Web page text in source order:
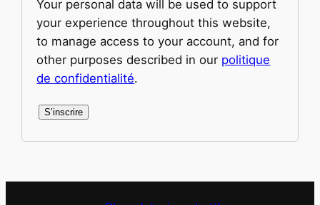
Your personal data will be used to support
your experience throughout this website,
to manage access to your account, and for
other purposes described in our politique
de confidentialité.
S’inscrire